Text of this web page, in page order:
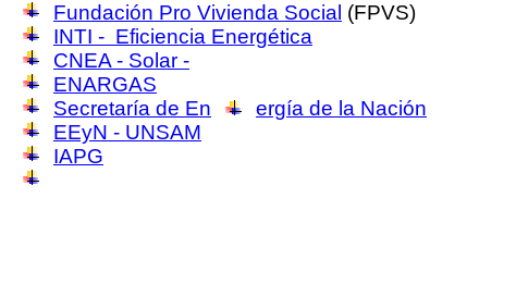
Fundación Pro Vivienda Social (FPVS)
INTI - Eficiencia Energética
CNEA - Solar -
ENARGAS
Secretaría de En
ergía de la Nación
EEyN - UNSAM
IAPG